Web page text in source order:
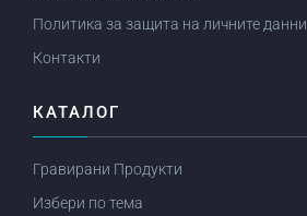
Политика за защита на личните данни
Контакти
КАТАЛОГ
Гравирани Продукти
Избери по тема